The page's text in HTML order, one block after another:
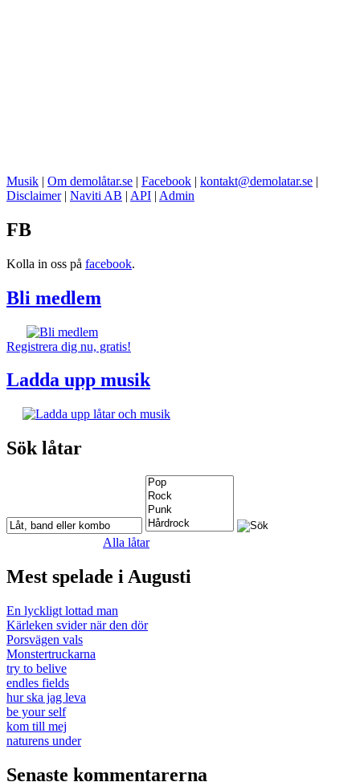
Musik | Om demolåtar.se | Facebook | kontakt@demolatar.se |
Disclaimer| Naviti AB | API | Admin
FB
Kolla in oss på facebook.
Bli medlem
Registrera dig nu, gratis!
Ladda upp musik
Sök låtar
Alla låtar
Mest spelade i Augusti
En lyckligt lottad man
Kärleken svider när den dör
Porsvägen vals
Monstertruckarna
try to belive
endles fields
hur ska jag leva
be your self
kom till mej
naturens under
Senaste kommentarerna